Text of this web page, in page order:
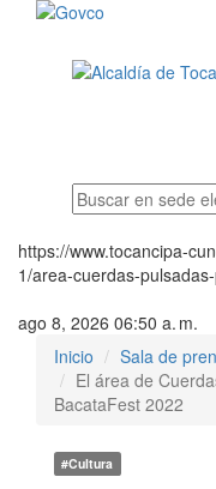
https://www.tocancipa-
1/area-cuerdas-
ago 8, 2026 06:50 a. m.
Inicio
Sala de
El área de
BacataFest 2022
#Cultura